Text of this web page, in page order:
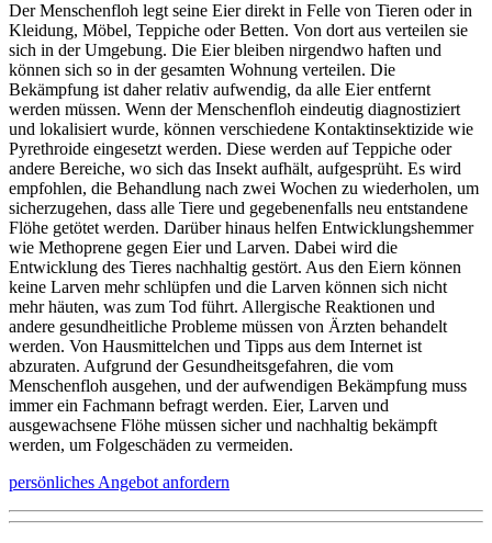
Der Menschenfloh legt seine Eier direkt in Felle von Tieren oder in
Kleidung, Möbel, Teppiche oder Betten. Von dort aus verteilen sie
sich in der Umgebung. Die Eier bleiben nirgendwo haften und
können sich so in der gesamten Wohnung verteilen. Die
Bekämpfung ist daher relativ aufwendig, da alle Eier entfernt
werden müssen. Wenn der Menschenfloh eindeutig diagnostiziert
und lokalisiert wurde, können verschiedene Kontaktinsektizide wie
Pyrethroide eingesetzt werden. Diese werden auf Teppiche oder
andere Bereiche, wo sich das Insekt aufhält, aufgesprüht. Es wird
empfohlen, die Behandlung nach zwei Wochen zu wiederholen, um
sicherzugehen, dass alle Tiere und gegebenenfalls neu entstandene
Flöhe getötet werden. Darüber hinaus helfen Entwicklungshemmer
wie Methoprene gegen Eier und Larven. Dabei wird die
Entwicklung des Tieres nachhaltig gestört. Aus den Eiern können
keine Larven mehr schlüpfen und die Larven können sich nicht
mehr häuten, was zum Tod führt. Allergische Reaktionen und
andere gesundheitliche Probleme müssen von Ärzten behandelt
werden. Von Hausmittelchen und Tipps aus dem Internet ist
abzuraten. Aufgrund der Gesundheitsgefahren, die vom
Menschenfloh ausgehen, und der aufwendigen Bekämpfung muss
immer ein Fachmann befragt werden. Eier, Larven und
ausgewachsene Flöhe müssen sicher und nachhaltig bekämpft
werden, um Folgeschäden zu vermeiden.
persönliches Angebot anfordern